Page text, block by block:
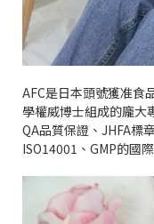
AFC是日本頭號獲准食
學權威博士組成的龐大
QA品質保證、 JHFA標
ISO14001 、 GMP的國